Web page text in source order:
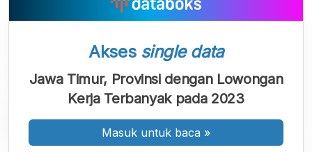
Akses single data
Jawa Timur, Provinsi dengan Lowongan
Kerja Terbanyak pada 2023
Masuk untuk baca »